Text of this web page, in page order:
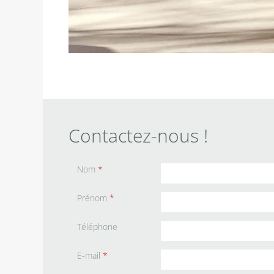
Contactez-nous !
Nom *
Prénom *
Téléphone
E-mail *